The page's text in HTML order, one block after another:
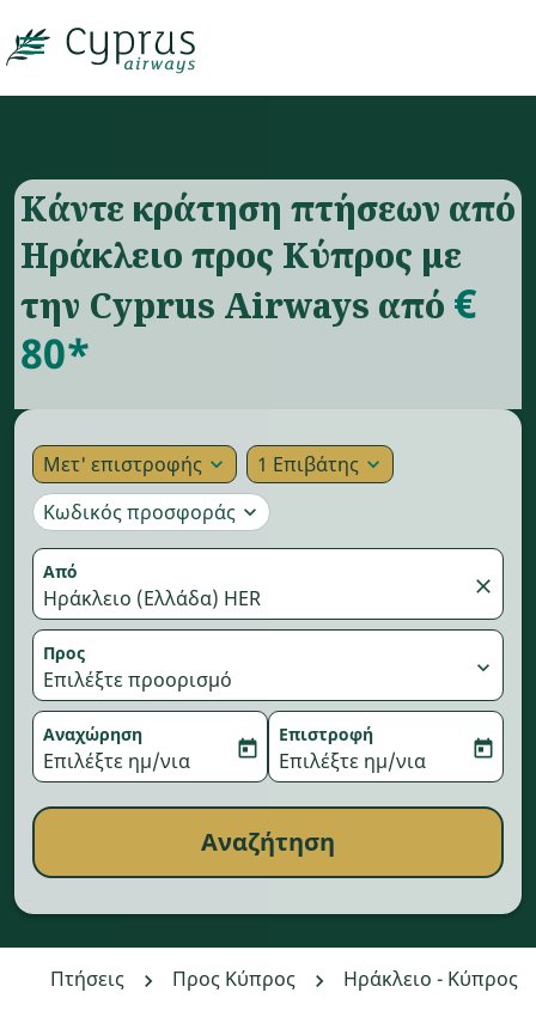

Κάντε κράτηση πτήσεων από
Ηράκλειο προς Κύπρος με
την Cyprus Airways από €
80*
Μετ' επιστροφής expand_more 1 Επιβάτης expand_more
Κωδικός προσφοράς expand_more
Από
Ηράκλειο (Ελλάδα) HER close
Προς
Επιλέξτε προορισμό expand_more
Αναχώρηση
fc-booking-departure-date-aria-label
Επιλέξτε ημ/νια today
Επιστροφή
fc-booking-return-date-
Επιλέξτε ημ/νια today
Αναζήτηση
Πτήσεις Προς Κύπρος Ηράκλειο - Κύπρος